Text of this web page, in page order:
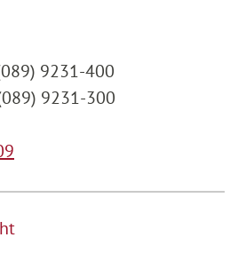
9231-400
9231-300